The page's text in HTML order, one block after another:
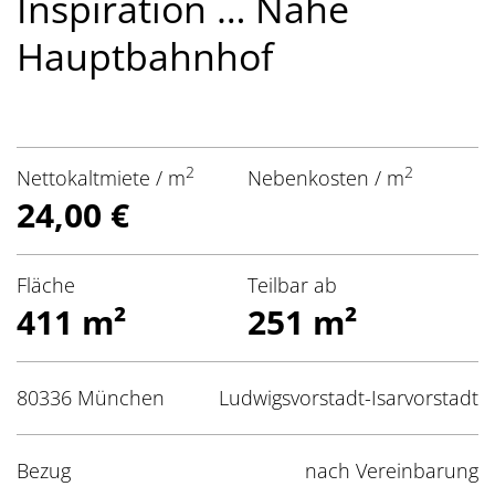
Hauptbahnhof
Nettokaltmiete / m2
24,00 €
Nebenkosten / m2
Fläche
411 m²
Teilbar ab
251 m²
80336 München Ludwigsvorstadt-Isarvorstadt
Bezug nach Vereinbarung